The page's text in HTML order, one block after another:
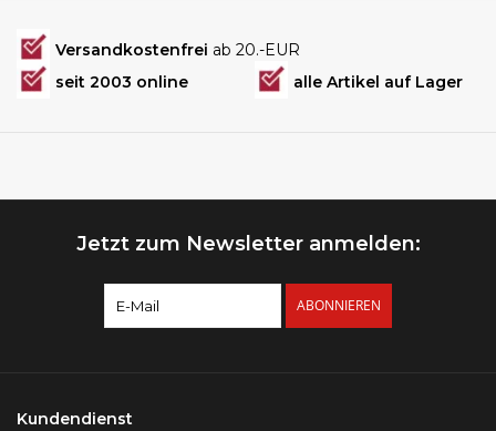
Versandkostenfrei ab 20.-EUR
seit 2003 online
alle Artikel auf Lager
Jetzt zum Newsletter anmelden:
ABONNIEREN
Kundendienst